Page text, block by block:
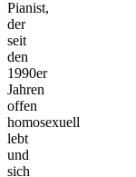
Pianist,
der
seit
den
1990er
Jahren
offen
homosexuell
lebt
und
sich